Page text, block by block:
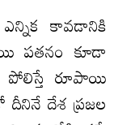
కావడానికి
పతనం కూడా
పోలిస్తే రూపాయి
దేశ ప్రజల